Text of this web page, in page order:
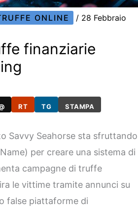
ONLINE / 28 Febbraio
finanziarie
RT TG STAMPA
Savvy Seahorse sta sfruttando
per creare una sistema di
campagne di truffe
le vittime tramite annunci su
false piattaforme di